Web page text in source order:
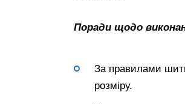
Поради щодо
За правилами шити
розміру.